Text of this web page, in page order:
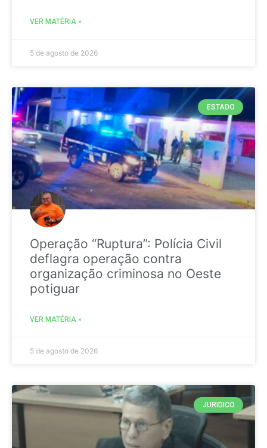
VER MATÉRIA »
5 de agosto de 2026
ESTADO
Operação “Ruptura”: Polícia Civil
deflagra operação contra
organização criminosa no Oeste
potiguar
VER MATÉRIA »
5 de agosto de 2026
JURIDICO